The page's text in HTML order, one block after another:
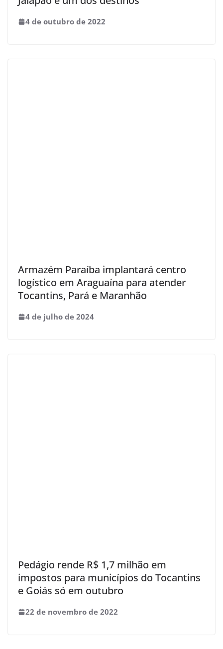
4 de outubro de 2022
Armazém Paraíba implantará centro
logístico em Araguaína para atender
Tocantins, Pará e Maranhão
4 de julho de 2024
Pedágio rende R$ 1,7 milhão em
impostos para municípios do Tocantins
e Goiás só em outubro
22 de novembro de 2022